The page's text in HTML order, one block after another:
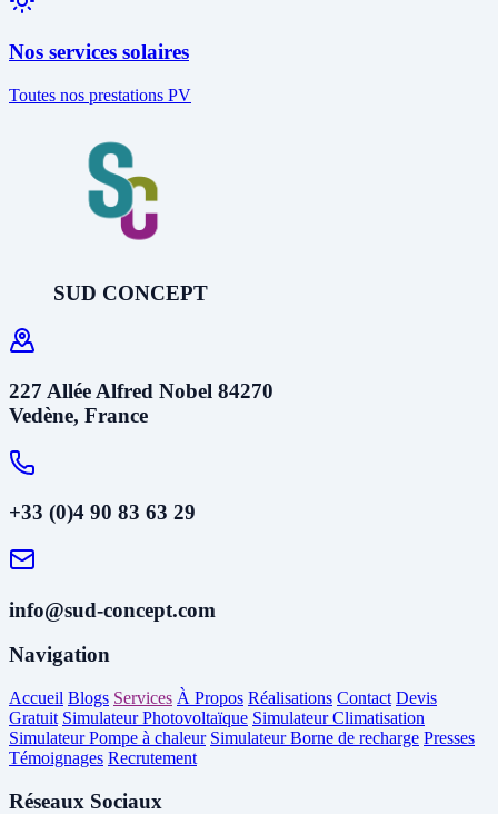
Nos services solaires
Toutes nos prestations PV
SUD CONCEPT
227 Allée Alfred Nobel 84270
Vedène, France
+33 (0)4 90 83 63 29
info@sud-concept.com
Navigation
Accueil Blogs Services À Propos Réalisations Contact Devis
Gratuit Simulateur Photovoltaïque Simulateur Climatisation
Simulateur Pompe à chaleur Simulateur Borne de recharge Presses
Témoignages Recrutement
Réseaux Sociaux